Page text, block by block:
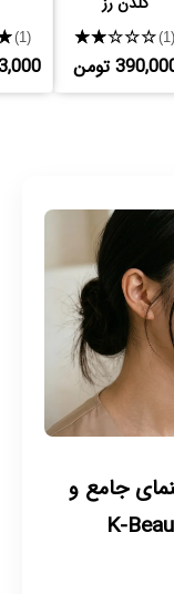
★★★★★(1)
تومن
(1)
جامع و